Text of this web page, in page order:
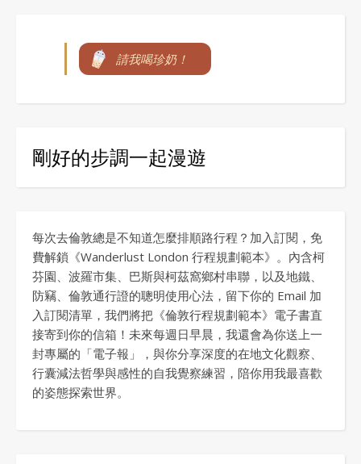
請我喝珍奶！
剛好的步調一起漫遊
每次去倫敦總是不知道怎麼排順路行程？加入訂閱，免
費解鎖《Wanderlust London 行程規劃範本》。內含柯
芬園、波羅市集、巴斯與柯茲窩鄉村串聯，以及地鐵、
防竊、倫敦通行證的聰明使用心法，留下你的 Email 加
入訂閱清單，我們將把《倫敦行程規劃範本》電子書直
接寄到你的信箱！未來每週日早晨，我還會為你送上一
封專屬的「電子報」，與你分享深度的在地文化觀察、
行囊減法哲學與感性的自我覺察練習，陪你用我最喜歡
的姿態探索世界。